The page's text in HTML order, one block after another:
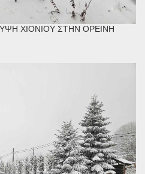
ΎΨΗ ΧΙΟΝΙΟΎ ΣΤΗΝ ΟΡΕΙΝΉ